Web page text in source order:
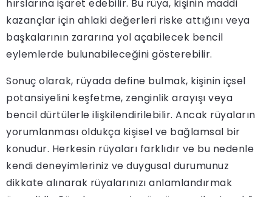
hırslarına işaret edebilir. Bu rüya, kişinin maddi
kazançlar için ahlaki değerleri riske attığını veya
başkalarının zararına yol açabilecek bencil
eylemlerde bulunabileceğini gösterebilir.
Sonuç olarak, rüyada define bulmak, kişinin içsel
potansiyelini keşfetme, zenginlik arayışı veya
bencil dürtülerle ilişkilendirilebilir. Ancak rüyaların
yorumlanması oldukça kişisel ve bağlamsal bir
konudur. Herkesin rüyaları farklıdır ve bu nedenle
kendi deneyimleriniz ve duygusal durumunuz
dikkate alınarak rüyalarınızı anlamlandırmak